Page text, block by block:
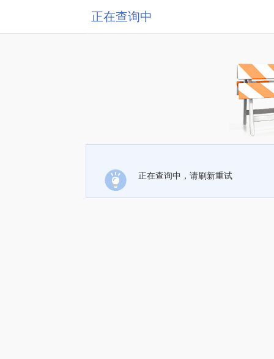
正在查询中
正在查询中，请刷新重试